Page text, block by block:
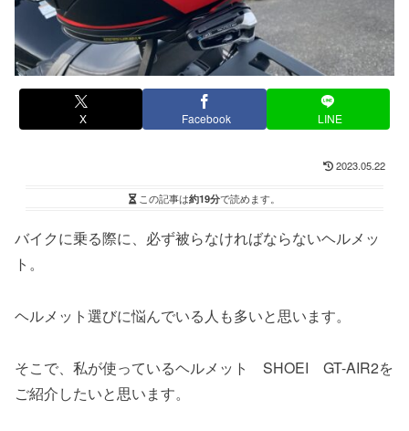
X Facebook LINE
2023.05.22
この記事は約19分で読めます。
バイクに乗る際に、必ず被らなければならないヘルメッ
ト。
ヘルメット選びに悩んでいる人も多いと思います。
そこで、私が使っているヘルメット SHOEI GT-AIR2を
ご紹介したいと思います。